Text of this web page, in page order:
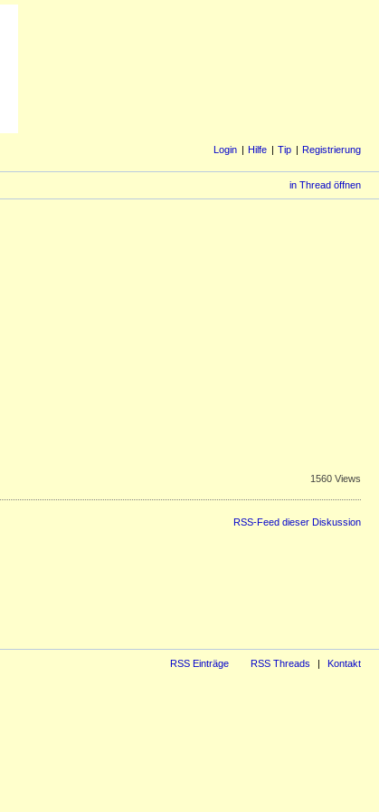
Login Hilfe Tip Registrierung
in Thread öffnen
1560 Views
RSS-Feed dieser Diskussion
RSS Einträge RSS Threads Kontakt